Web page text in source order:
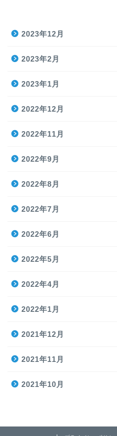
2023年12月
2023年2月
2023年1月
2022年12月
2022年11月
2022年9月
2022年8月
2022年7月
2022年6月
2022年5月
2022年4月
2022年1月
2021年12月
2021年11月
2021年10月